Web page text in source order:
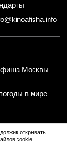
Москвы
в мире
«Киноафиша».
разрешения
открывать
cookie.